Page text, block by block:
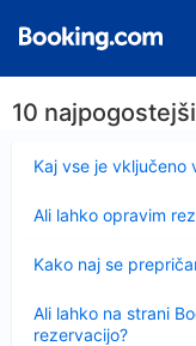
10
Kaj vse je vključeno
Ali lahko opravim
Kako naj se
Ali lahko na strani
rezervacijo?